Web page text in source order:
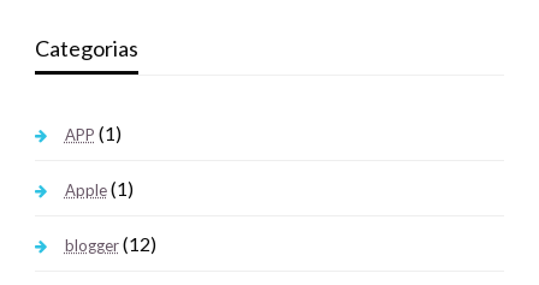
Categorias
APP (1)
Apple(1)
blogger(12)